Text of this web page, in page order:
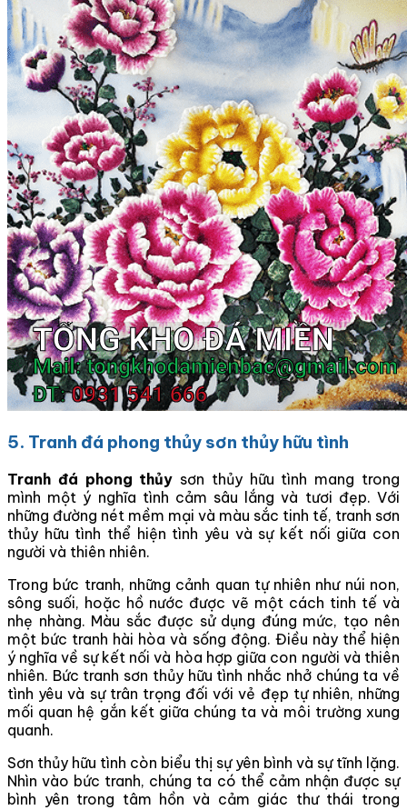
5. Tranh đá phong thủy sơn thủy hữu tình
Tranh đá phong thủy sơn thủy hữu tình mang trong
mình một ý nghĩa tình cảm sâu lắng và tươi đẹp. Với
những đường nét mềm mại và màu sắc tinh tế, tranh sơn
thủy hữu tình thể hiện tình yêu và sự kết nối giữa con
người và thiên nhiên.
Trong bức tranh, những cảnh quan tự nhiên như núi non,
sông suối, hoặc hồ nước được vẽ một cách tinh tế và
nhẹ nhàng. Màu sắc được sử dụng đúng mức, tạo nên
một bức tranh hài hòa và sống động. Điều này thể hiện
ý nghĩa về sự kết nối và hòa hợp giữa con người và thiên
nhiên. Bức tranh sơn thủy hữu tình nhắc nhở chúng ta về
tình yêu và sự trân trọng đối với vẻ đẹp tự nhiên, những
mối quan hệ gắn kết giữa chúng ta và môi trường xung
quanh.
Sơn thủy hữu tình còn biểu thị sự yên bình và sự tĩnh lặng.
Nhìn vào bức tranh, chúng ta có thể cảm nhận được sự
bình yên trong tâm hồn và cảm giác thư thái trong